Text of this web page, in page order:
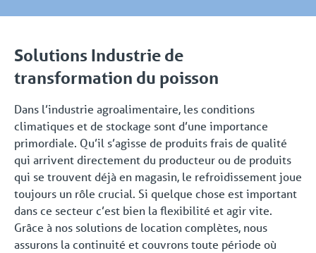
Solutions Industrie de
transformation du poisson
Dans l’industrie agroalimentaire, les conditions
climatiques et de stockage sont d’une importance
primordiale. Qu’il s’agisse de produits frais de qualité
qui arrivent directement du producteur ou de produits
qui se trouvent déjà en magasin, le refroidissement joue
toujours un rôle crucial. Si quelque chose est important
dans ce secteur c’est bien la flexibilité et agir vite.
Grâce à nos solutions de location complètes, nous
assurons la continuité et couvrons toute période où